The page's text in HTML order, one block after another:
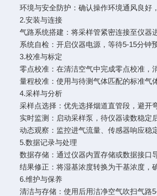
环境与安全防护：确认操作环境通风良好
2.安装与连接
气路系统搭建：将采样管紧密连接至仪器
系统自检：开启仪器电源，等待5-15分钟
3.校准与标定
零点校准：在清洁空气中完成零点校准，
量程校准：使用与待测气体匹配的标准气
4.采样与分析
采样点选择：优先选择烟道直管段，避开
实时监测：启动采样泵，待仪器读数稳定
动态观察：监控进气流量、传感器响应稳
5.数据记录与处理
数据存储：通过仪器内置存储或数据接口
结果修正：将湿基浓度转换为干基浓度，
6.维护与保养
清洁与存储：使用后用洁净空气吹扫气路